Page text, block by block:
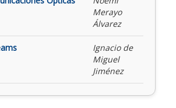
Merayo
Álvarez
Ignacio de
Miguel
Jiménez